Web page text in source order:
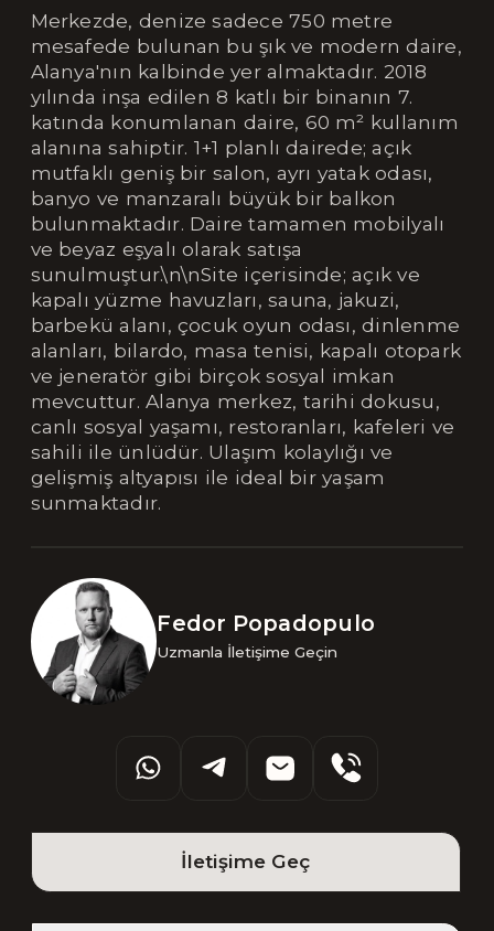
Merkezde, denize sadece 750 metre
mesafede bulunan bu şık ve modern daire,
Alanya'nın kalbinde yer almaktadır. 2018
yılında inşa edilen 8 katlı bir binanın 7.
katında konumlanan daire, 60 m² kullanım
alanına sahiptir. 1+1 planlı dairede; açık
mutfaklı geniş bir salon, ayrı yatak odası,
banyo ve manzaralı büyük bir balkon
bulunmaktadır. Daire tamamen mobilyalı
ve beyaz eşyalı olarak satışa
sunulmuştur.\n\nSite içerisinde; açık ve
kapalı yüzme havuzları, sauna, jakuzi,
barbekü alanı, çocuk oyun odası, dinlenme
alanları, bilardo, masa tenisi, kapalı otopark
ve jeneratör gibi birçok sosyal imkan
mevcuttur. Alanya merkez, tarihi dokusu,
canlı sosyal yaşamı, restoranları, kafeleri ve
sahili ile ünlüdür. Ulaşım kolaylığı ve
gelişmiş altyapısı ile ideal bir yaşam
sunmaktadır.
Fedor Popadopulo
Uzmanla İletişime Geçin
İletişime Geç